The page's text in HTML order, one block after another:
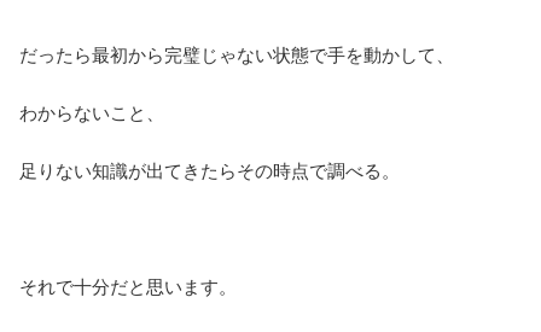
だったら最初から完璧じゃない状態で手を動かして、
わからないこと、
足りない知識が出てきたらその時点で調べる。
それで十分だと思います。